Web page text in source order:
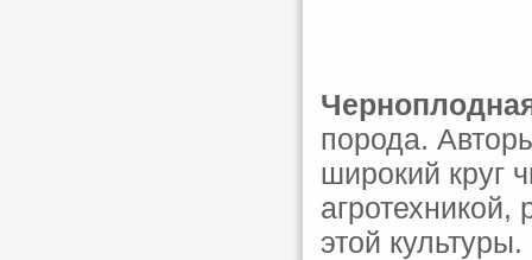
порода.
широкий круг
этой культуры.